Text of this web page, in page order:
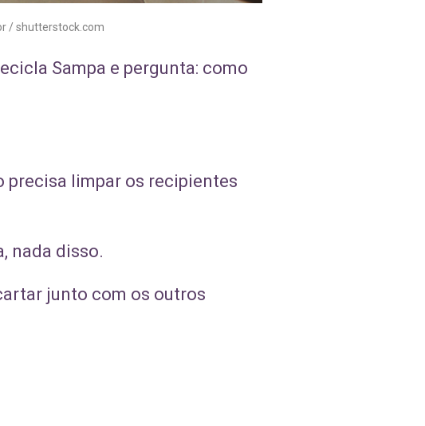
/ shutterstock.com
Sampa e pergunta: como
precisa limpar os recipientes
nada disso.
junto com os outros